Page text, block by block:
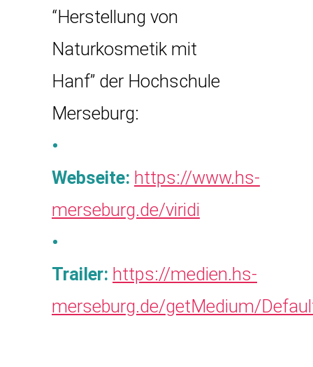
“Herstellung von
Naturkosmetik mit
Hanf” der Hochschule
Merseburg:
•
Webseite: https://www.hs-
merseburg.de/viridi
•
Trailer: https://medien.hs-
merseburg.de/getMedium/